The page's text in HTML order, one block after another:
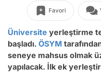
Favori
Üniversite yerleştirme
başladı. ÖSYM
seneye mahsus olmak
yapılacak. İlk ek